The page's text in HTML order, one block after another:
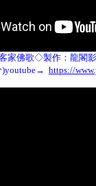
家佛歌◇製作：龍閣
)youtube→ https://